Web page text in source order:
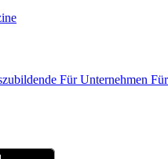
Für Unternehmen